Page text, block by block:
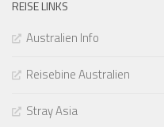
REISE LINKS
Australien Info
Reisebine Australien
Stray Asia